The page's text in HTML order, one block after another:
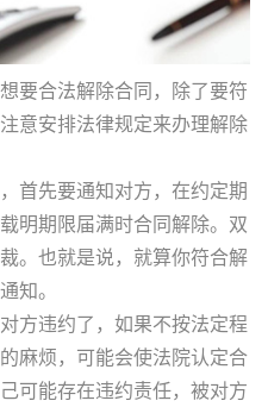
要合法解除合同，除了要符
意安排法律规定来办理解除
首先要通知对方，在约定期
明期限届满时合同解除。双
。也就是说，就算你符合解
知。
方违约了，如果不按法定程
麻烦，可能会使法院认定合
可能存在违约责任，被对方